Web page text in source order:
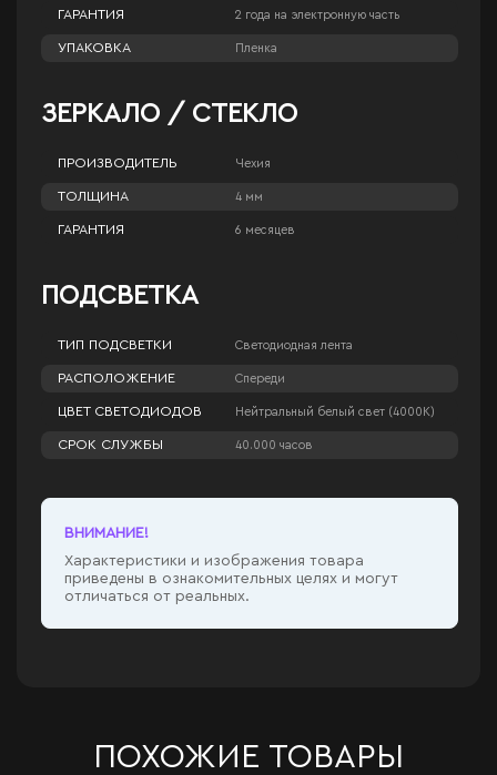
ГАРАНТИЯ 2 года на электронную часть
УПАКОВКА Пленка
ЗЕРКАЛО / СТЕКЛО
ПРОИЗВОДИТЕЛЬ Чехия
ТОЛЩИНА 4 мм
ГАРАНТИЯ 6 месяцев
ПОДСВЕТКА
ТИП ПОДСВЕТКИ Светодиодная лента
РАСПОЛОЖЕНИЕ Спереди
ЦВЕТ СВЕТОДИОДОВ Нейтральный белый свет (4000К)
СРОК СЛУЖБЫ 40.000 часов
ВНИМАНИЕ!
Характеристики и изображения товара
приведены в ознакомительных целях и могут
отличаться от реальных.
ПОХОЖИЕ ТОВАРЫ